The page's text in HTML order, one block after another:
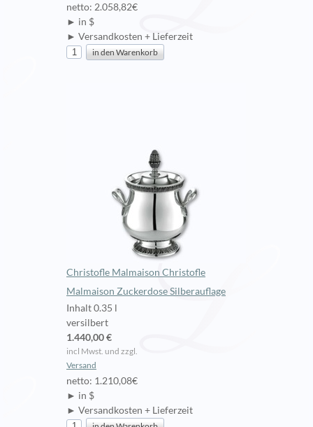
netto: 2.058,82€
► in $
► Versandkosten + Lieferzeit
Christofle Malmaison Christofle
Malmaison Zuckerdose Silberauflage
Inhalt 0.35 l
versilbert
1.440,00 €
incl Mwst. und zzgl.
Versand
netto: 1.210,08€
► in $
► Versandkosten + Lieferzeit